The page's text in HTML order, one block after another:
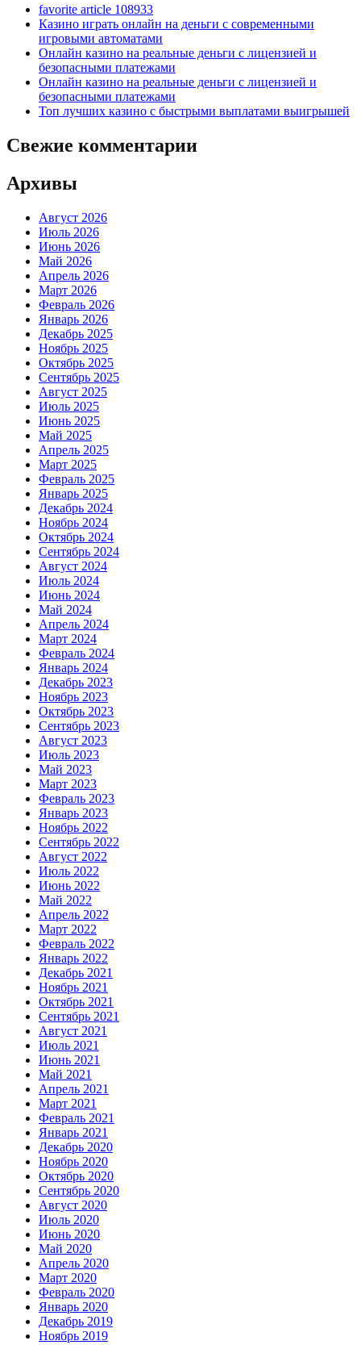
favorite article 108933
Казино играть онлайн на деньги с современными
игровыми автоматами
Онлайн казино на реальные деньги с лицензией и
безопасными платежами
Онлайн казино на реальные деньги с лицензией и
безопасными платежами
Топ лучших казино с быстрыми выплатами выигрышей
Свежие комментарии
Архивы
Август 2026
Июль 2026
Июнь 2026
Май 2026
Апрель 2026
Март 2026
Февраль 2026
Январь 2026
Декабрь 2025
Ноябрь 2025
Октябрь 2025
Сентябрь 2025
Август 2025
Июль 2025
Июнь 2025
Май 2025
Апрель 2025
Март 2025
Февраль 2025
Январь 2025
Декабрь 2024
Ноябрь 2024
Октябрь 2024
Сентябрь 2024
Август 2024
Июль 2024
Июнь 2024
Май 2024
Апрель 2024
Март 2024
Февраль 2024
Январь 2024
Декабрь 2023
Ноябрь 2023
Октябрь 2023
Сентябрь 2023
Август 2023
Июль 2023
Май 2023
Март 2023
Февраль 2023
Январь 2023
Ноябрь 2022
Сентябрь 2022
Август 2022
Июль 2022
Июнь 2022
Май 2022
Апрель 2022
Март 2022
Февраль 2022
Январь 2022
Декабрь 2021
Ноябрь 2021
Октябрь 2021
Сентябрь 2021
Август 2021
Июль 2021
Июнь 2021
Май 2021
Апрель 2021
Март 2021
Февраль 2021
Январь 2021
Декабрь 2020
Ноябрь 2020
Октябрь 2020
Сентябрь 2020
Август 2020
Июль 2020
Июнь 2020
Май 2020
Апрель 2020
Март 2020
Февраль 2020
Январь 2020
Декабрь 2019
Ноябрь 2019